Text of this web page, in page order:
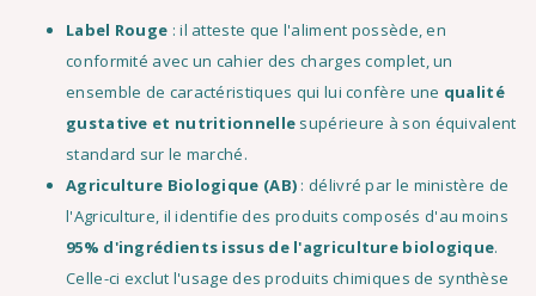
Label Rouge : il atteste que l'aliment possède, en
conformité avec un cahier des charges complet, un
ensemble de caractéristiques qui lui confère une qualité
gustative et nutritionnelle supérieure à son équivalent
standard sur le marché.
Agriculture Biologique (AB) : délivré par le ministère de
l'Agriculture, il identifie des produits composés d'au moins
95% d'ingrédients issus de l'agriculture biologique.
Celle-ci exclut l'usage des produits chimiques de synthèse